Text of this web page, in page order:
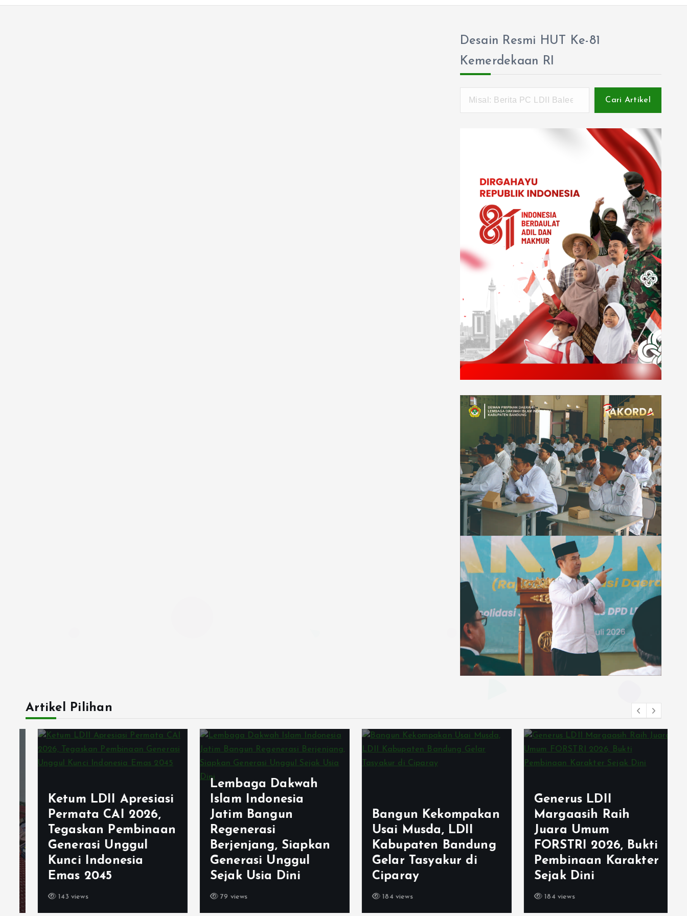
Desain Resmi HUT Ke-81
Kemerdekaan RI
Cari Artikel
Artikel Pilihan
Ketum LDII Apresiasi
Permata CAI 2026,
Tegaskan Pembinaan
Generasi Unggul
Kunci Indonesia
Emas 2045
143 views
Lembaga Dakwah
Islam Indonesia
Jatim Bangun
Regenerasi
Berjenjang, Siapkan
Generasi Unggul
Sejak Usia Dini
79 views
Bangun Kekompakan
Usai Musda, LDII
Kabupaten Bandung
Gelar Tasyakur di
Ciparay
184 views
Generus LDII
Margaasih Raih
Juara Umum
FORSTRI 2026, Bukti
Pembinaan Karakter
Sejak Dini
184 views